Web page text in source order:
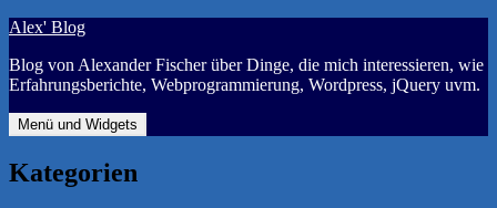
Zum
springen
Alex' Blog
Blog von Alexander Fischer über Dinge, die mich interessieren, wie
Erfahrungsberichte, Webprogrammierung, Wordpress, jQuery uvm.
Menü und Widgets
Kategorien